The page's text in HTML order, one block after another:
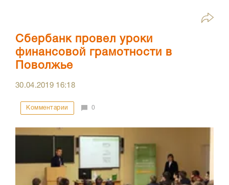
Сбербанк провел уроки
финансовой грамотности в
Поволжье
30.04.2019 16:18
Комментарии 0